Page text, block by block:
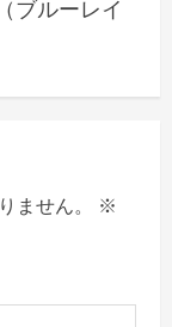
ブルーレイ
ません。
※